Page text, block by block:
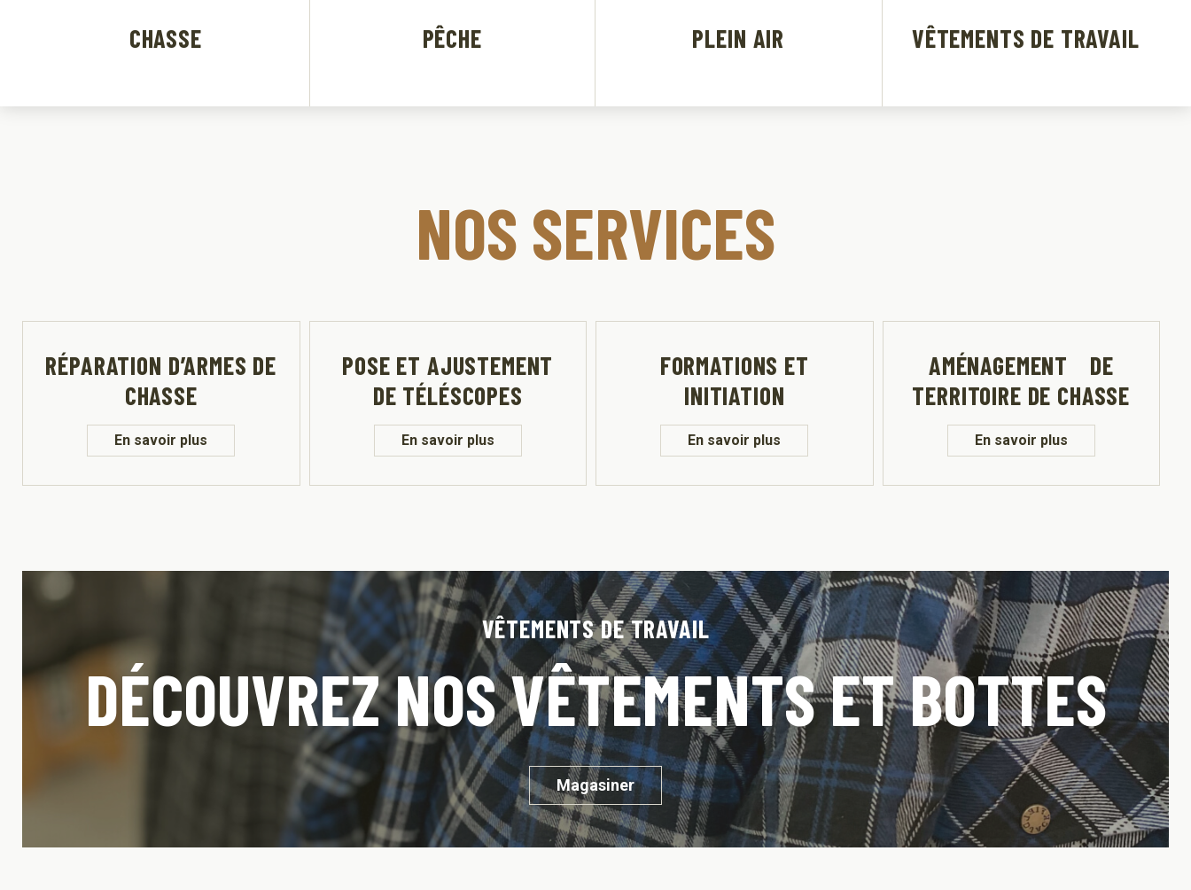
CHASSE PÊCHE PLEIN AIR VÊTEMENTS DE TRAVAIL
NOS SERVICES
RÉPARATION D’ARMES DE
CHASSE
En savoir plus
POSE ET AJUSTEMENT
DE TÉLÉSCOPES
En savoir plus
FORMATIONS ET
INITIATION
En savoir plus
AMÉNAGEMENT DE
TERRITOIRE DE CHASSE
En savoir plus
VÊTEMENTS DE TRAVAIL
DÉCOUVREZ NOS VÊTEMENTS ET BOTTES
Magasiner